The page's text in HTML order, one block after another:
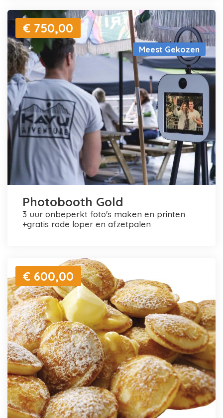
Meest Gekozen
€ 750,00
Photobooth Gold
3 uur onbeperkt foto's maken en printen
+gratis rode loper en afzetpalen
€ 600,00